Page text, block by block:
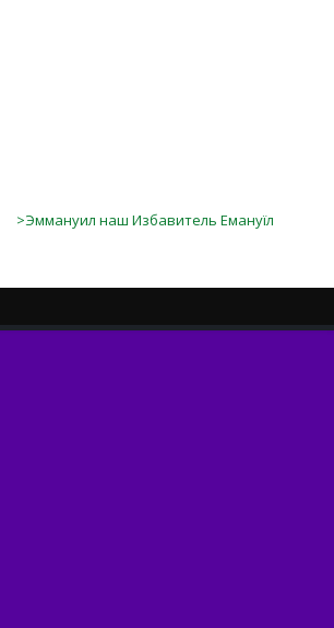
>Эммануил наш Избавитель Емануїл